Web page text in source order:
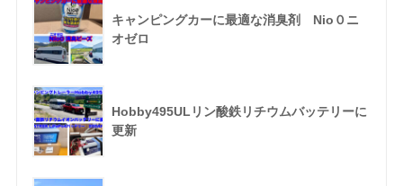
キャンピングカーに最適な消臭剤 Nio０ニ
オゼロ
Hobby495ULリン酸鉄リチウムバッテリーに
更新